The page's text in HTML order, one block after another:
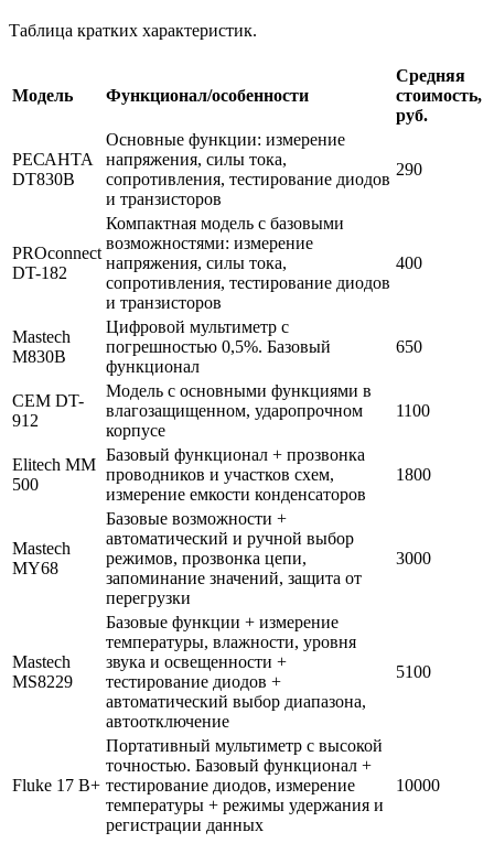
Таблица кратких характеристик.
Модель Функционал/особенности
Средняя
стоимость,
руб.
РЕСАНТА
DT830B
Основные функции: измерение
напряжения, силы тока,
сопротивления, тестирование диодов
и транзисторов
290
PROconnect
DT-182
Компактная модель с базовыми
возможностями: измерение
напряжения, силы тока,
сопротивления, тестирование диодов
и транзисторов
400
Mastech
M830B
Цифровой мультиметр с
погрешностью 0,5%. Базовый
функционал
650
СЕМ DT-
912
Модель с основными функциями в
влагозащищенном, ударопрочном
корпусе
1100
Elitech ММ
500
Базовый функционал + прозвонка
проводников и участков схем,
измерение емкости конденсаторов
1800
Mastech
MY68
Базовые возможности +
автоматический и ручной выбор
режимов, прозвонка цепи,
запоминание значений, защита от
перегрузки
3000
Mastech
MS8229
Базовые функции + измерение
температуры, влажности, уровня
звука и освещенности +
тестирование диодов +
автоматический выбор диапазона,
автоотключение
5100
Fluke 17 В+
Портативный мультиметр с высокой
точностью. Базовый функционал +
тестирование диодов, измерение
температуры + режимы удержания и
регистрации данных
10000